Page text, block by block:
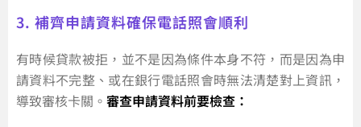
3. 補齊申請資料確保電話照會順利
有時候貸款被拒，並不是因為條件本身不符，而是因為申
請資料不完整、或在銀行電話照會時無法清楚對上資訊，
導致審核卡關。 審查申請資料前要檢查：